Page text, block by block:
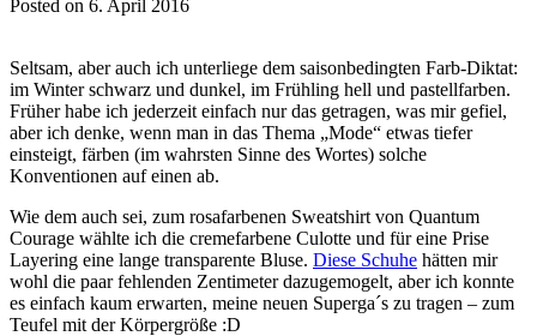
Posted on 6. April 2016
Seltsam, aber auch ich unterliege dem saisonbedingten Farb-Diktat:
im Winter schwarz und dunkel, im Frühling hell und pastellfarben.
Früher habe ich jederzeit einfach nur das getragen, was mir gefiel,
aber ich denke, wenn man in das Thema „Mode“ etwas tiefer
einsteigt, färben (im wahrsten Sinne des Wortes) solche
Konventionen auf einen ab.
Wie dem auch sei, zum rosafarbenen Sweatshirt von Quantum
Courage wählte ich die cremefarbene Culotte und für eine Prise
Layering eine lange transparente Bluse. Diese Schuhe hätten mir
wohl die paar fehlenden Zentimeter dazugemogelt, aber ich konnte
es einfach kaum erwarten, meine neuen Superga´s zu tragen – zum
Teufel mit der Körpergröße :D